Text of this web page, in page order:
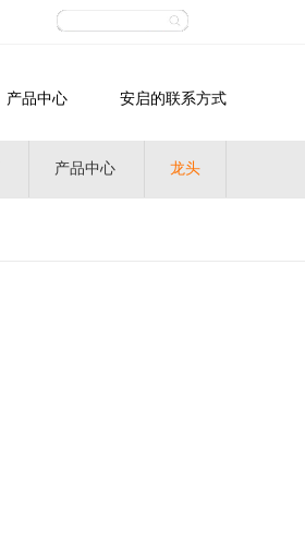
产品中心 安启的联系方式
产品中心 龙头